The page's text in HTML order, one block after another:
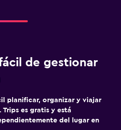
de gestionar
planificar, organizar y viajar
es gratis y está
del lugar en